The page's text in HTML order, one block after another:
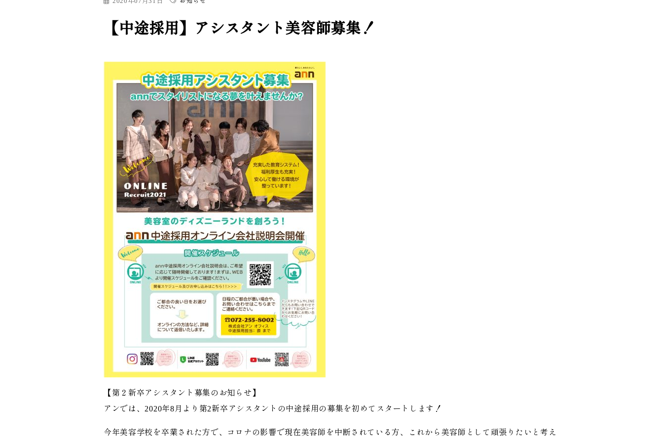
【中途採用】アシスタント美容師募集！
【第２新卒アシスタント募集のお知らせ】
アンでは、2020年8月より第2新卒アシスタントの中途採用の募集を初めてスタートします！
今年美容学校を卒業された方で、コロナの影響で現在美容師を中断されている方、これから美容師として頑張りたいと考え